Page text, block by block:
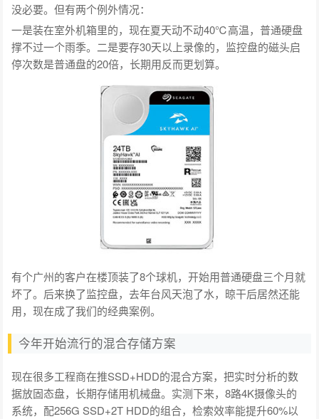
没必要。但有两个例外情况：
一是装在室外机箱里的，现在夏天动不动40℃高温，普通硬盘
撑不过一个雨季。二是要存30天以上录像的，监控盘的磁头启
停次数是普通盘的20倍，长期用反而更划算。
有个广州的客户在楼顶装了8个球机，开始用普通硬盘三个月就
坏了。后来换了监控盘，去年台风天泡了水，晾干后居然还能
用，现在成了我们的经典案例。
今年开始流行的混合存储方案
现在很多工程商在推SSD+HDD的混合方案，把实时分析的数
据放固态盘，长期存储用机械盘。实测下来，8路4K摄像头的
系统，配256G SSD+2T HDD的组合，检索效率能提升60%以